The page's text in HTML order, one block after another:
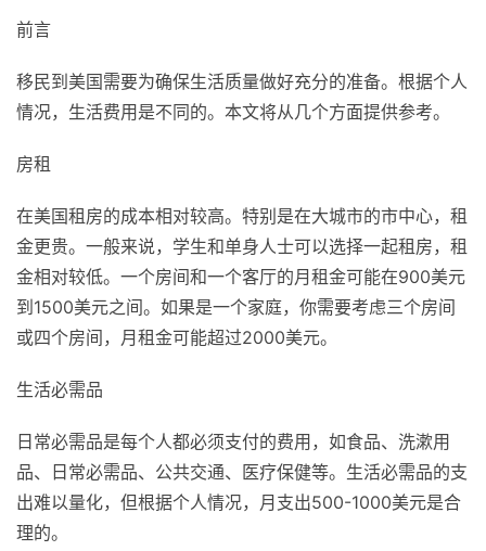
前言
移民到美国需要为确保生活质量做好充分的准备。根据个人
情况，生活费用是不同的。本文将从几个方面提供参考。
房租
在美国租房的成本相对较高。特别是在大城市的市中心，租
金更贵。一般来说，学生和单身人士可以选择一起租房，租
金相对较低。一个房间和一个客厅的月租金可能在900美元
到1500美元之间。如果是一个家庭，你需要考虑三个房间
或四个房间，月租金可能超过2000美元。
生活必需品
日常必需品是每个人都必须支付的费用，如食品、洗漱用
品、日常必需品、公共交通、医疗保健等。生活必需品的支
出难以量化，但根据个人情况，月支出500-1000美元是合
理的。